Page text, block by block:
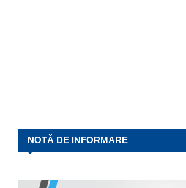
NOTĂ DE INFORMARE